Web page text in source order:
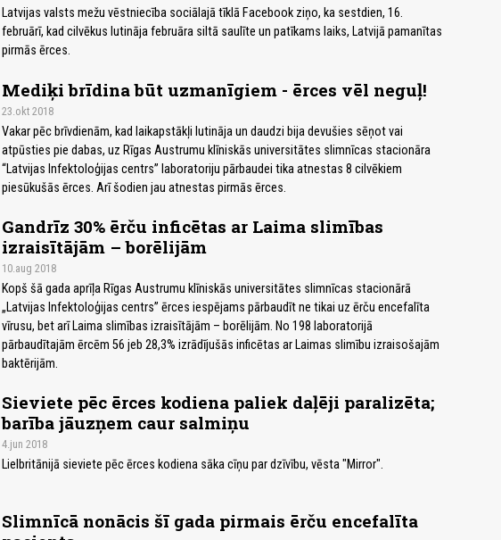
Latvijas valsts mežu vēstniecība sociālajā tīklā Facebook ziņo, ka sestdien, 16.
februārī, kad cilvēkus lutināja februāra siltā saulīte un patīkams laiks, Latvijā pamanītas
pirmās ērces.
Mediķi brīdina būt uzmanīgiem - ērces vēl neguļ!
23.okt 2018
Vakar pēc brīvdienām, kad laikapstākļi lutināja un daudzi bija devušies sēņot vai
atpūsties pie dabas, uz Rīgas Austrumu klīniskās universitātes slimnīcas stacionāra
“Latvijas Infektoloģijas centrs” laboratoriju pārbaudei tika atnestas 8 cilvēkiem
piesūkušās ērces. Arī šodien jau atnestas pirmās ērces.
Gandrīz 30% ērču inficētas ar Laima slimības
izraisītājām – borēlijām
10.aug 2018
Kopš šā gada aprīļa Rīgas Austrumu klīniskās universitātes slimnīcas stacionārā
„Latvijas Infektoloģijas centrs” ērces iespējams pārbaudīt ne tikai uz ērču encefalīta
vīrusu, bet arī Laima slimības izraisītājām – borēlijām. No 198 laboratorijā
pārbaudītajām ērcēm 56 jeb 28,3% izrādījušās inficētas ar Laimas slimību izraisošajām
baktērijām.
Sieviete pēc ērces kodiena paliek daļēji paralizēta;
barība jāuzņem caur salmiņu
4.jun 2018
Lielbritānijā sieviete pēc ērces kodiena sāka cīņu par dzīvību, vēsta "Mirror".
Slimnīcā nonācis šī gada pirmais ērču encefalīta